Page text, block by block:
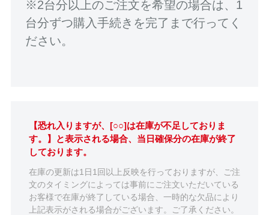
※2台分以上のご注文を希望の場合は、1
台分ずつ購入手続きを完了まで行ってく
ださい。
【恐れ入りますが、[○○]は在庫が不足しておりま
す。】と表示される場合、当日確保分の在庫が終了
しております。
在庫の更新は1日1回以上反映を行っておりますが、ご注
文のタイミングによっては事前にご注文いただいている
お客様で在庫が終了している場合、一時的な欠品により
上記表示がされる場合がございます。ご了承ください。